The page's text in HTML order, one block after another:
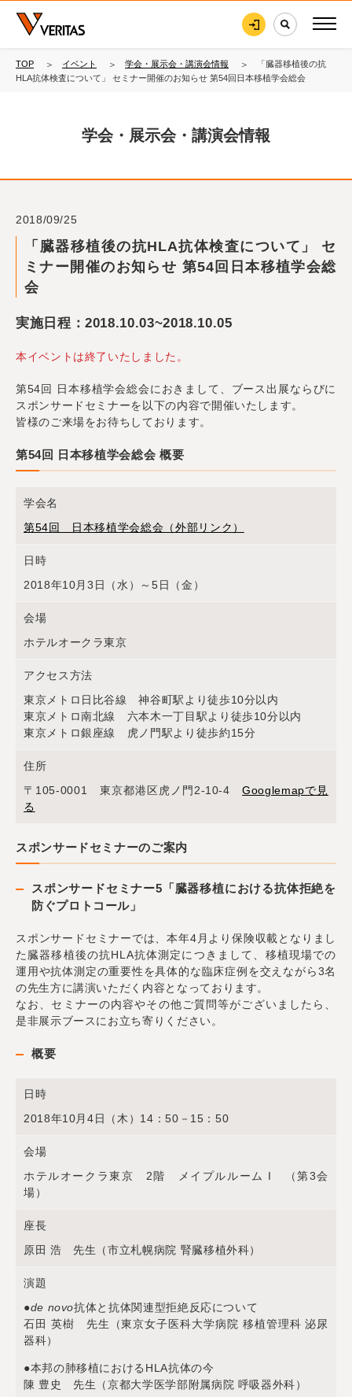
TOP イベント 学会・展示会・講演会情報
「臓器移植後の抗
HLA抗体検査について」 セミナー開催のお知らせ 第54回日本移植学会総会
学会・展示会・講演会情報
2018/09/25
「臓器移植後の抗HLA抗体検査について」 セ
ミナー開催のお知らせ 第54回日本移植学会総
会
実施日程：2018.10.03~2018.10.05
本イベントは終了いたしました。
第54回 日本移植学会総会におきまして、ブース出展ならびに
スポンサードセミナーを以下の内容で開催いたします。
皆様のご来場をお待ちしております。
第54回 日本移植学会総会 概要
学会名
第54回 日本移植学会総会（外部リンク）
日時
2018年10月3日（水）～5日（金）
会場
ホテルオークラ東京
アクセス方法
東京メトロ日比谷線 神谷町駅より徒歩10分以内
東京メトロ南北線 六本木一丁目駅より徒歩10分以内
東京メトロ銀座線 虎ノ門駅より徒歩約15分
住所
〒105-0001 東京都港区虎ノ門2-10-4Googlemapで見
る
スポンサードセミナーのご案内
スポンサードセミナー5「臓器移植における抗体拒絶を
防ぐプロトコール」
スポンサードセミナーでは、本年4月より保険収載となりまし
た臓器移植後の抗HLA抗体測定につきまして、移植現場での
運用や抗体測定の重要性を具体的な臨床症例を交えながら3名
の先生方に講演いただく内容となっております。
なお、セミナーの内容やその他ご質問等がございましたら、
是非展示ブースにお立ち寄りください。
概要
日時
2018年10月4日（木）14：50－15：50
会場
ホテルオークラ東京 2階 メイプルルーム I （第3会
場）
座長
原田 浩 先生（市立札幌病院 腎臓移植外科）
演題
●de novo抗体と抗体関連型拒絶反応について
石田 英樹 先生（東京女子医科大学病院 移植管理科 泌尿
器科）
●本邦の肺移植におけるHLA抗体の今
陳 豊史 先生（京都大学医学部附属病院 呼吸器外科）